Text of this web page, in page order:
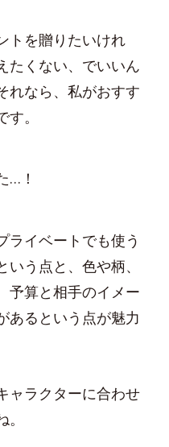
トを贈りたいけれ
たくない、でいいん
れなら、私がおすす
。
…！
ライベートでも使う
う点と、色や柄、
予算と相手のイメー
あるという点が魅力
ャラクターに合わせ